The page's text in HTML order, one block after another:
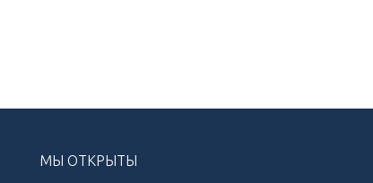
МЫ ОТКРЫТЫ